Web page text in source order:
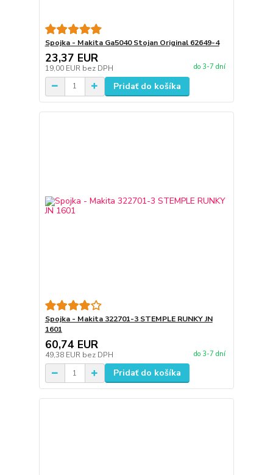
Spojka - Makita Ga5040 Stojan Original 62649-4
23,37 EUR
19,00 EUR bez DPH do 3-7 dní
Pridať do košíka
Spojka - Makita 322701-3 STEMPLE RUNKY JN
1601
60,74 EUR
49,38 EUR bez DPH do 3-7 dní
Pridať do košíka